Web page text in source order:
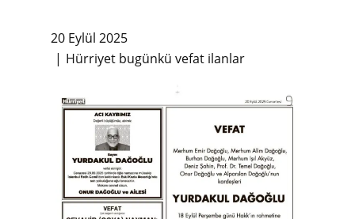
20 Eylül 2025
Hürriyet bugünkü vefat ilanlar